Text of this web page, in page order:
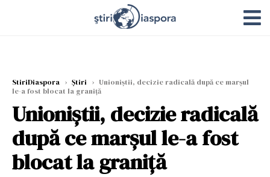
StiriDiaspora › Știri › Unioniștii, decizie radicală după ce marșul
le-a fost blocat la graniță
Unioniștii, decizie radicală
după ce marșul le-a fost
blocat la graniță